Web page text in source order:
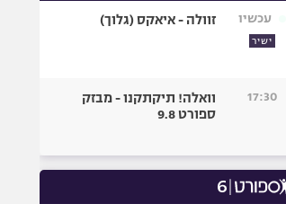
עכשיו
ישיר
זוולה - איאקס (גלוך)
17:30
וואלה! תיקתקנו - מבזק
ספורט 9.8